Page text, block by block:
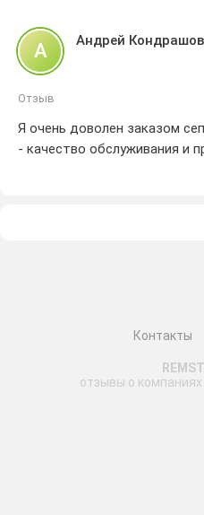
А Андрей Кондрашов
Отзыв
Я очень доволен заказом
- качество обслуживания и
Контакты
отзывы о